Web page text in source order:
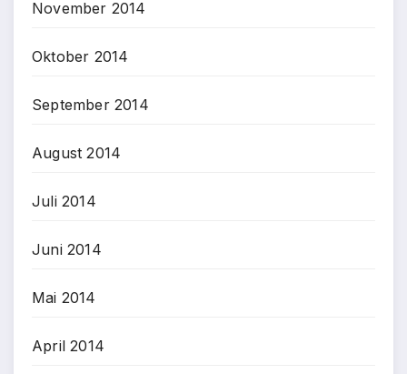
November 2014
Oktober 2014
September 2014
August 2014
Juli 2014
Juni 2014
Mai 2014
April 2014